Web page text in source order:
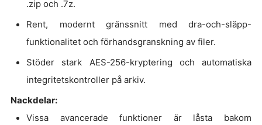
.zip och .7z.
Rent, modernt gränssnitt med dra-och-släpp-
funktionalitet och förhandsgranskning av filer.
Stöder stark AES-256-kryptering och automatiska
integritetskontroller på arkiv.
Nackdelar:
Vissa avancerade funktioner är låsta bakom